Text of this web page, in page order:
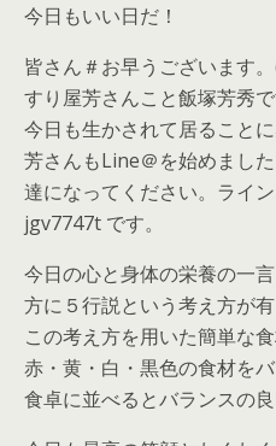
今日もいい日だ！
皆さん＃お早うございます
すり屋芳さんこと飯塚芳秀で
今日も生かされて居ることに
芳さんもLine＠を始めまし
達になってください。ライ
jgv7747t です。
今日の心と身体の栄養の一
方に５行説という考え方が有
この考え方を用いた簡単な
赤・黄・白・黒色の食材を
食卓に並べるとバランスの